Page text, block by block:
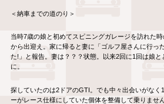
＜納車までの道のり＞
当時7歳の娘と初めてスピニングガレージを訪れた
から出迎え。家に帰ると妻に「ゴルフ屋さんに行っ
た!」と報告。妻は？？？状態。以来2回に1回は娘と
に。
探していたのは2ドアのGTI。でも中々出会いがなく
ーがレース仕様にしていた個体を整備して乗りませ